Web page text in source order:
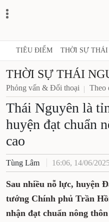
TIÊU ĐIỂM THỜI SỰ
THỜI SỰ THÁI
Phỏng vấn & Đối thoại Theo
Thái Nguyên là
huyện đạt chuẩn
cao
Tùng Lâm 16:06, 14/06/
Sau nhiều nỗ lực, huyện
tướng Chính phủ Trần
nhận đạt chuẩn nông